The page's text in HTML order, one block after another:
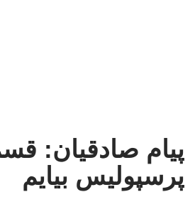
پیام صادقیان:
پرسپولیس بیایم